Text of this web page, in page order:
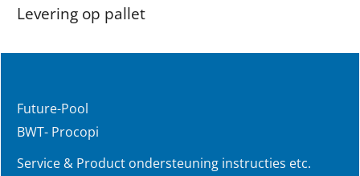
Levering op pallet
Future-Pool
BWT- Procopi
Service & Product ondersteuning instructies etc.